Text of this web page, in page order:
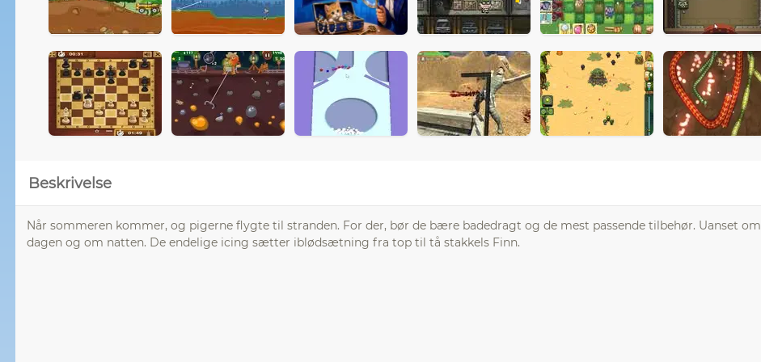
Beskrivelse
Når sommeren kommer, og pigerne flygte til stranden. For der, bør de bære badedragt og de mest passende tilbehør. Uanset om
dagen og om natten. De endelige icing sætter iblødsætning fra top til tå stakkels Finn.